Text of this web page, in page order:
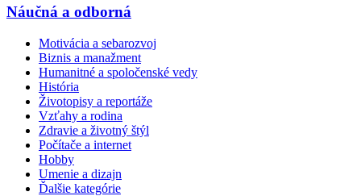
Náučná a odborná
Motivácia a sebarozvoj
Biznis a manažment
Humanitné a spoločenské vedy
História
Životopisy a reportáže
Vzťahy a rodina
Zdravie a životný štýl
Počítače a internet
Hobby
Umenie a dizajn
Ďalšie kategórie